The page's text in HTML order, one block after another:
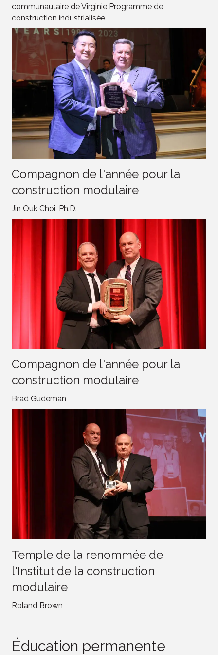
communautaire de Virginie Programme de
construction industrialisée
Compagnon de l'année pour la
construction modulaire
Jin Ouk Choi, Ph.D.
Compagnon de l'année pour la
construction modulaire
Brad Gudeman
Temple de la renommée de
l'Institut de la construction
modulaire
Roland Brown
Éducation permanente